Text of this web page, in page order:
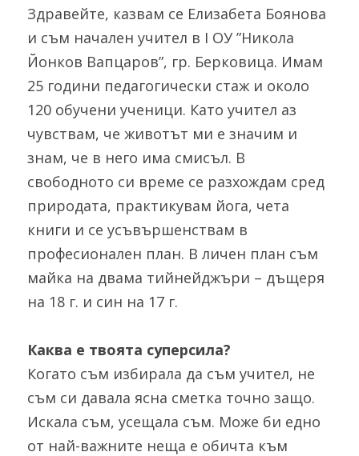
Здравейте, казвам се Елизабета Боянова
и съм начален учител в I ОУ ”Никола
Йонков Вапцаров”, гр. Берковица. Имам
25 години педагогически стаж и около
120 обучени ученици. Като учител аз
чувствам, че животът ми е значим и
знам, че в него има смисъл. В
свободното си време се разхождам сред
природата, практикувам йога, чета
книги и се усъвършенствам в
професионален план. В личен план съм
майка на двама тийнейджъри – дъщеря
на 18 г. и син на 17 г.
Каква е твоята суперсила?
Когато съм избирала да съм учител, не
съм си давала ясна сметка точно защо.
Искала съм, усещала съм. Може би едно
от най-важните неща е обичта към